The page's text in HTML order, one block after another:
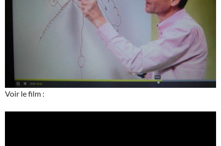
Voir le film :